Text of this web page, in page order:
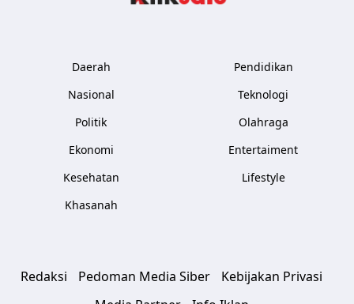
Daerah
Nasional
Politik
Ekonomi
Kesehatan
Khasanah
Pendidikan
Teknologi
Olahraga
Entertaiment
Lifestyle
Redaksi Pedoman Media Siber
Kebijakan Privasi